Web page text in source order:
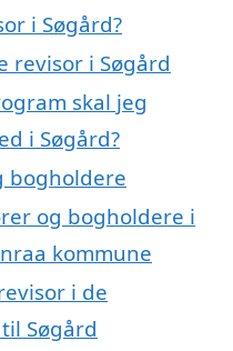
i Søgård?
revisor i Søgård
skal jeg
i Søgård?
bogholdere
og bogholdere i
kommune
i de
Søgård